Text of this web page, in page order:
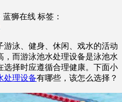
蓝狮在线 标签：
泳、健身、休闲、戏水的活动
而游泳池水处理设备是泳池水
选择时应遵循合理健康。下面小
处理设备有哪些，该怎么选择？